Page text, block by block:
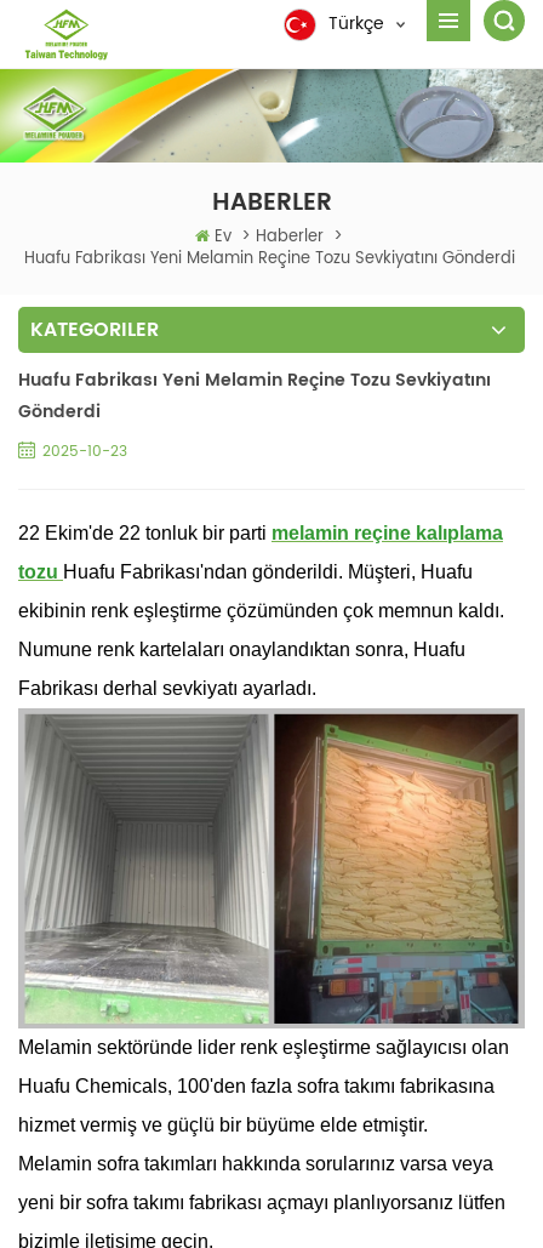
Türkçe
HABERLER
Ev > Haberler >
Huafu Fabrikası Yeni Melamin Reçine Tozu Sevkiyatını Gönderdi
KATEGORILER
Huafu Fabrikası Yeni Melamin Reçine Tozu Sevkiyatını
Gönderdi
2025-10-23
22 Ekim'de 22 tonluk bir parti melamin reçine kalıplama
tozu Huafu Fabrikası'ndan gönderildi. Müşteri, Huafu
ekibinin renk eşleştirme çözümünden çok memnun kaldı.
Numune renk kartelaları onaylandıktan sonra, Huafu
Fabrikası derhal sevkiyatı ayarladı.
Melamin sektöründe lider renk eşleştirme sağlayıcısı olan
Huafu Chemicals, 100'den fazla sofra takımı fabrikasına
hizmet vermiş ve güçlü bir büyüme elde etmiştir.
Melamin sofra takımları hakkında sorularınız varsa veya
yeni bir sofra takımı fabrikası açmayı planlıyorsanız lütfen
bizimle iletişime geçin.